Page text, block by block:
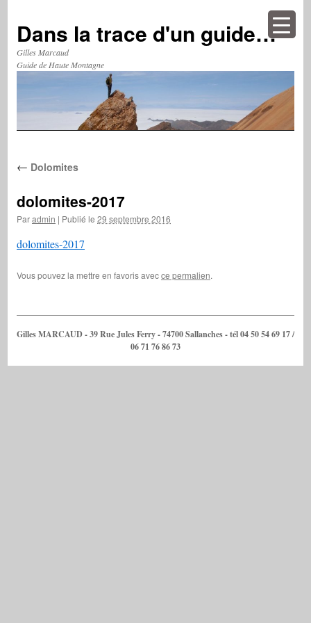
contenu
Dans la trace d'un guide…
Gilles Marcaud
Guide de Haute Montagne
← Dolomites
dolomites-2017
Paradmin | Publié le 29 septembre 2016
dolomites-2017
Vous pouvez la mettre en favoris avecce permalien.
Gilles MARCAUD - 39 Rue Jules Ferry - 74700 Sallanches - tél 04 50 54 69 17 /
06 71 76 86 73